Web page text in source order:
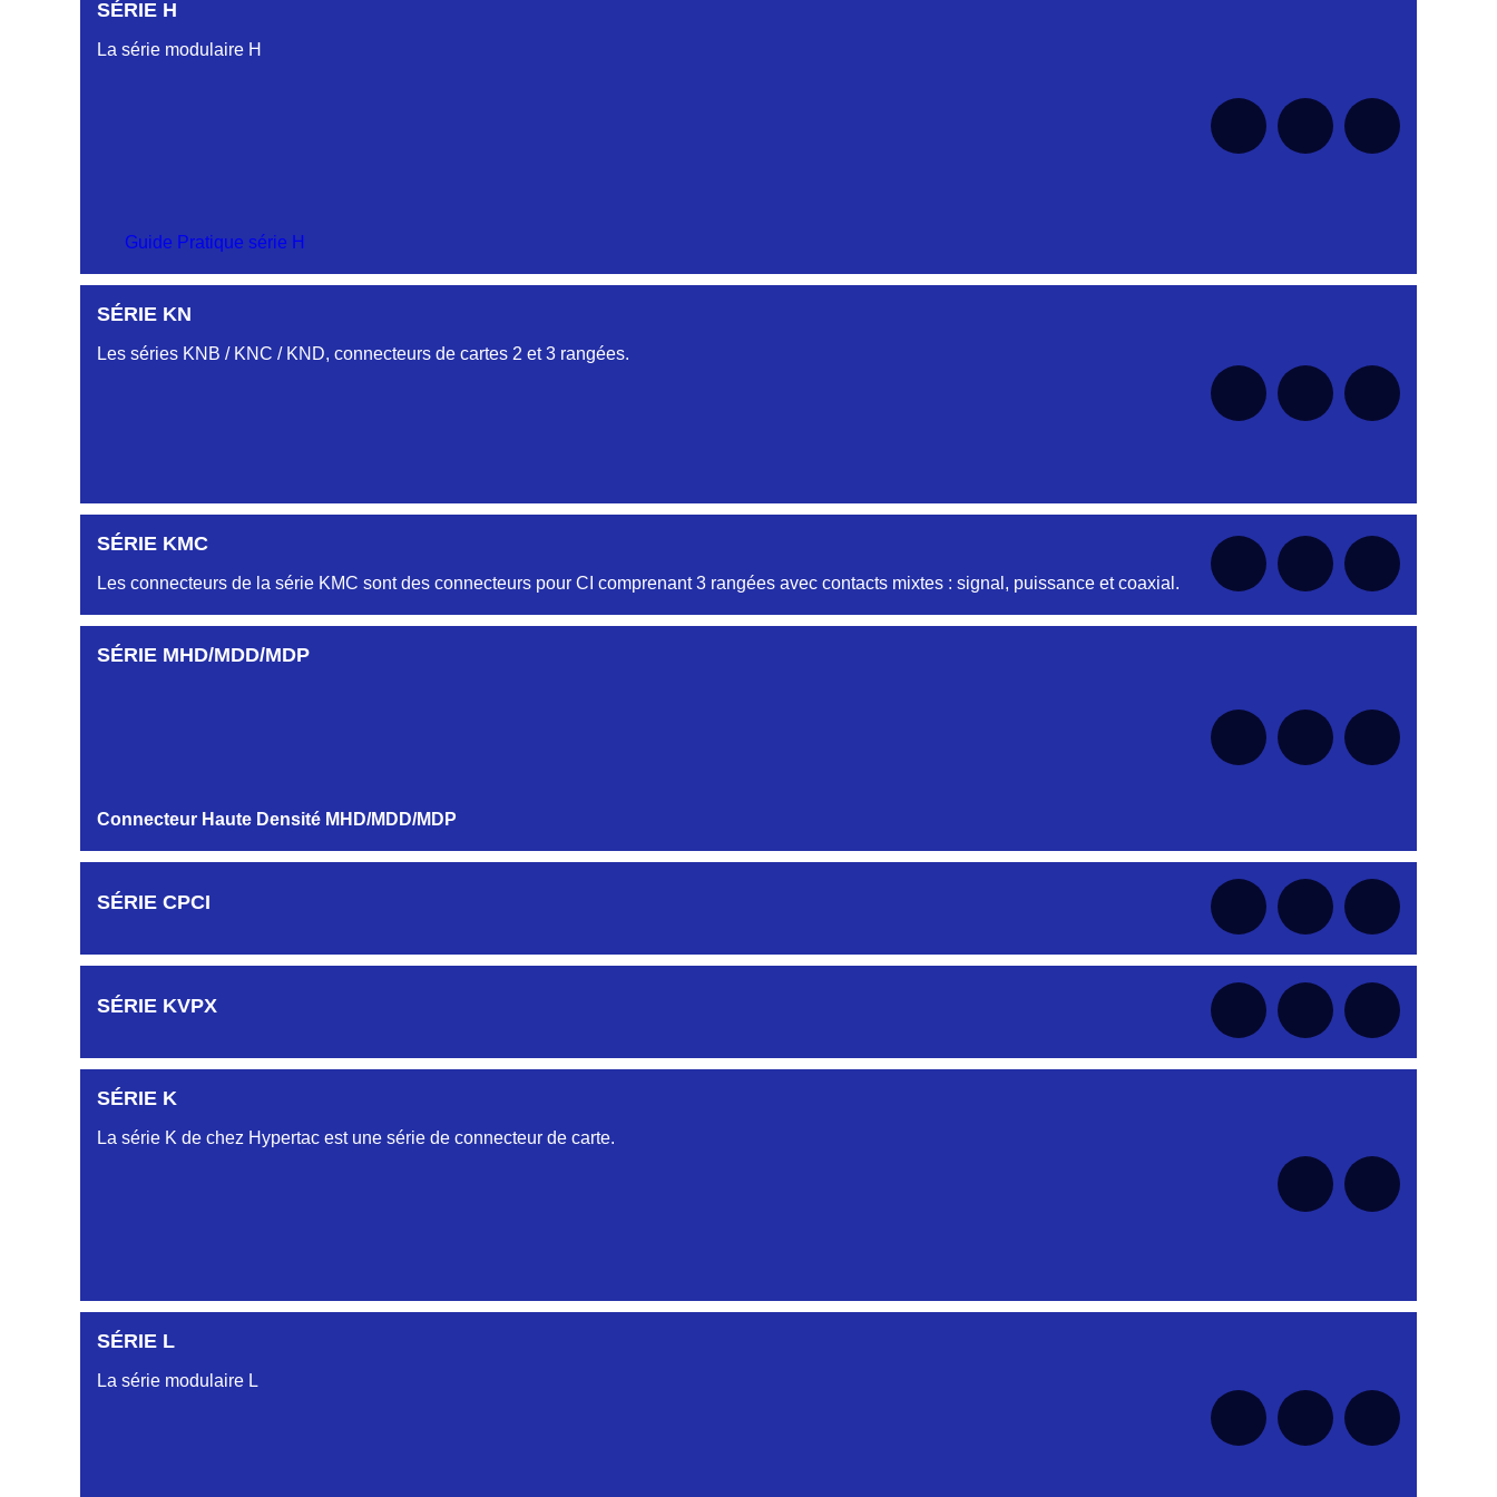
SÉRIE H
La série modulaire H
Guide Pratique série H
SÉRIE KN
Les séries KNB / KNC / KND, connecteurs de cartes 2 et 3 rangées.
SÉRIE KMC
Les connecteurs de la série KMC sont des connecteurs pour CI comprenant 3 rangées avec contacts mixtes : signal, puissance et coaxial.
SÉRIE MHD/MDD/MDP
Connecteur Haute Densité MHD/MDD/MDP
SÉRIE CPCI
SÉRIE KVPX
SÉRIE K
La série K de chez Hypertac est une série de connecteur de carte.
SÉRIE L
La série modulaire L